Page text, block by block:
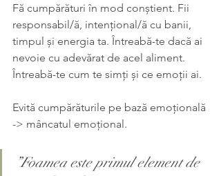
Fă cumpărături în mod conștient. Fii
responsabil/ă, intențional/ă cu banii,
timpul și energia ta. Întreabă-te dacă ai
nevoie cu adevărat de acel aliment.
Întreabă-te cum te simți și ce emoții ai.
Evită cumpărăturile pe bază emoțională
-> mâncatul emoțional.
”Foamea este primul element de